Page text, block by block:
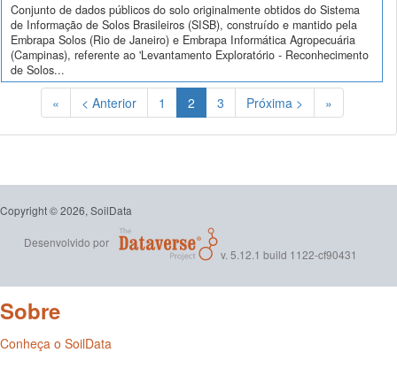
Conjunto de dados públicos do solo originalmente obtidos do Sistema
de Informação de Solos Brasileiros (SISB), construído e mantido pela
Embrapa Solos (Rio de Janeiro) e Embrapa Informática Agropecuária
(Campinas), referente ao 'Levantamento Exploratório - Reconhecimento
de Solos...
« < Anterior 1 2(Atual)
3 Próxima > »
Copyright © 2026, SoilData
Desenvolvido por
v. 5.12.1 build 1122-cf90431
Sobre
Conheça o SoilData